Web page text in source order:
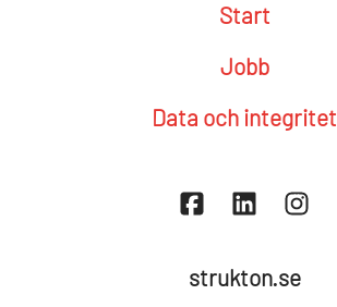
Start
Jobb
Data och integritet
strukton.se